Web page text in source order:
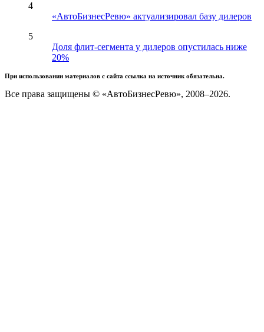
4
«АвтоБизнесРевю» актуализировал базу дилеров
5
Доля флит-сегмента у дилеров опустилась ниже
20%
При использовании материалов с сайта ссылка на источник обязательна.
Все права защищены © «АвтоБизнесРевю», 2008–2026.